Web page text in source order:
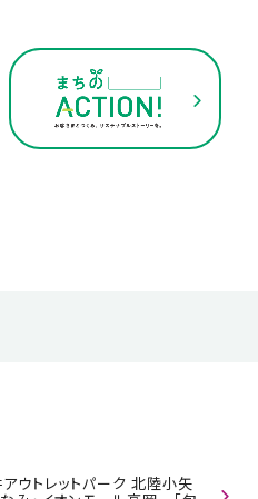
ウトレットパーク 北陸小矢